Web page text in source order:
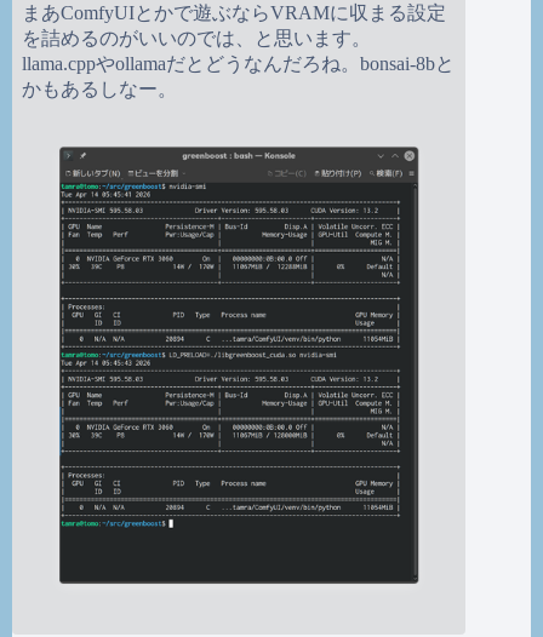
まあComfyUIとかで遊ぶならVRAMに収まる設定
を詰めるのがいいのでは、と思います。
llama.cppやollamaだとどうなんだろね。bonsai-8bと
かもあるしなー。